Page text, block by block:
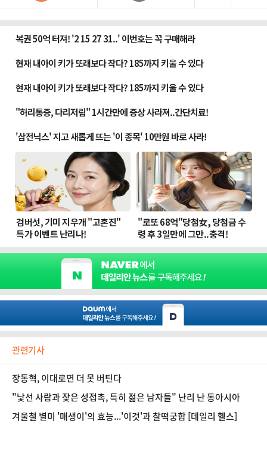
관련기사
장동혁, 이대로면 더 못 버틴다
"낯선 사람과 잦은 성접촉, 특히 젊은 남자들" 난리 난 동아시아
겨울철 별미 '매생이'의 효능...'이것'과 찰떡궁합 [데일리 헬스]